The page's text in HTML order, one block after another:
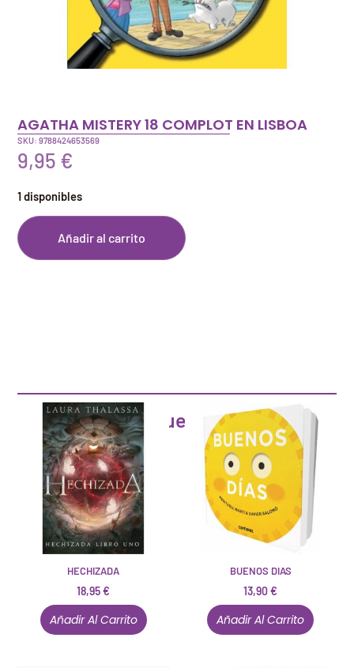
AGATHA MISTERY 18 COMPLOT EN LISBOA
SKU: 9788424653569
9,95 €
1 disponibles
Añadir al carrito
Artículos que pueden interesarte
HECHIZADA
18,95€
Añadir Al Carrito
BUENOS DIAS
13,90€
Añadir Al Carrito